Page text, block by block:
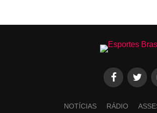
NOTÍCIAS RÁDIO